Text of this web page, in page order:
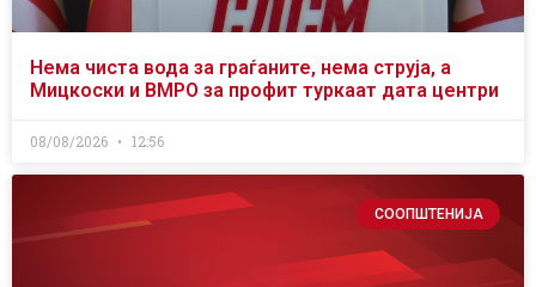
Нема чиста вода за граѓаните, нема струја, а
Мицкоски и ВМРО за профит туркаат дата центри
08/08/2026 12:56
СООПШТЕНИЈА